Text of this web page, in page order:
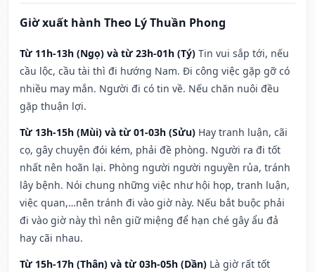
Giờ xuất hành Theo Lý Thuần Phong
Từ 11h-13h (Ngọ) và từ 23h-01h (Tý) Tin vui sắp tới, nếu
cầu lộc, cầu tài thì đi hướng Nam. Đi công việc gặp gỡ có
nhiều may mắn. Người đi có tin về. Nếu chăn nuôi đều
gặp thuận lợi.
Từ 13h-15h (Mùi) và từ 01-03h (Sửu) Hay tranh luận, cãi
cọ, gây chuyện đói kém, phải đề phòng. Người ra đi tốt
nhất nên hoãn lại. Phòng người người nguyền rủa, tránh
lây bệnh. Nói chung những việc như hội họp, tranh luận,
việc quan,…nên tránh đi vào giờ này. Nếu bắt buộc phải
đi vào giờ này thì nên giữ miệng để hạn ché gây ẩu đả
hay cãi nhau.
Từ 15h-17h (Thân) và từ 03h-05h (Dần) Là giờ rất tốt